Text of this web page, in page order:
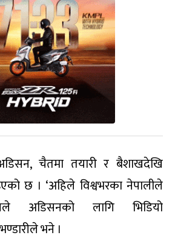
चैतमा तयारी र बैशाखदेखि
छ । ‘अहिले विश्वभरका नेपालीले
अडिसनको लागि भिडियो
भने ।